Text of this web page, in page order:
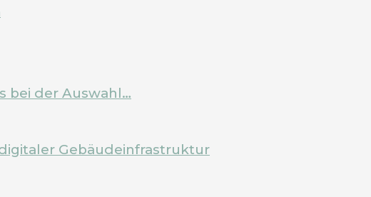
bei der Auswahl…
Gebäudeinfrastruktur